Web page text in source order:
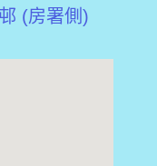
(房署側)